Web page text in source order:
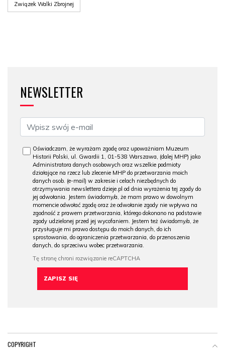
Związek Walki Zbrojnej
NEWSLETTER
Oświadczam, że wyrażam zgodę oraz upoważniam Muzeum
Historii Polski, ul. Gwardii 1, 01-538 Warszawa, (dalej MHP) jako
Administratora danych osobowych oraz wszelkie podmioty
działające na rzecz lub zlecenie MHP do przetwarzania moich
danych osob. (e-mail) w zakresie i celach niezbędnych do
otrzymywania newslettera dzieje.pl od dnia wyrażenia tej zgody do
jej odwołania. Jestem świadomy/a, że mam prawo w dowolnym
momencie odwołać zgodę oraz że odwołanie zgody nie wpływa na
zgodność z prawem przetwarzania, którego dokonano na podstawie
zgody udzielonej przed jej wycofaniem. Jestem też świadomy/a, że
przysługuje mi prawo dostępu do moich danych, do ich
sprostowania, do ograniczenia przetwarzania, do przenoszenia
danych, do sprzeciwu wobec przetwarzania.
COPYRIGHT